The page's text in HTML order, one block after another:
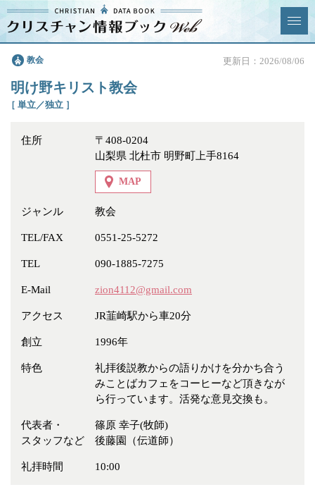
クリスチャン
情報ブックとは
News & Topics
よくあるご質問
教会
特別集会奉仕者 医療・福祉
冠婚葬祭 各種団体
教団教派
お店・企業・その他
教会 更新日：2026/08/06
明け野キリスト教会
［ 単立／独立 ］
住所
〒408-0204
山梨県 北杜市 明野町上手8164
MAP
ジャンル 教会
TEL/FAX 0551-25-5272
TEL 090-1885-7275
E-Mail zion4112@gmail.com
アクセス JR韮崎駅から車20分
創立 1996年
特色
礼拝後説教からの語りかけを分かち合う
みことばカフェをコーヒーなど頂きなが
ら行っています。活発な意見交換も。
代表者・
スタッフなど
篠原 幸子(牧師)
後藤園（伝道師）
礼拝時間 10:00